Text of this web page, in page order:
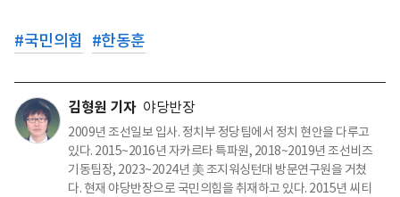
#국민의힘 #한동훈
김형원 기자 야당반장
2009년 조선일보 입사. 정치부 정당팀에서 정치 현안을 다루고
있다. 2015~2016년 자카르타 특파원, 2018~2019년 조선비즈
기동팀장, 2023~2024년 美 조지워싱턴대 방문연구원을 거쳤
다. 현재 야당반장으로 국민의힘을 취재하고 있다. 2015년 씨티